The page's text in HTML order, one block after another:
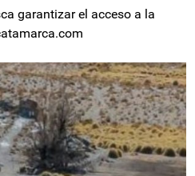
garantizar el acceso a la